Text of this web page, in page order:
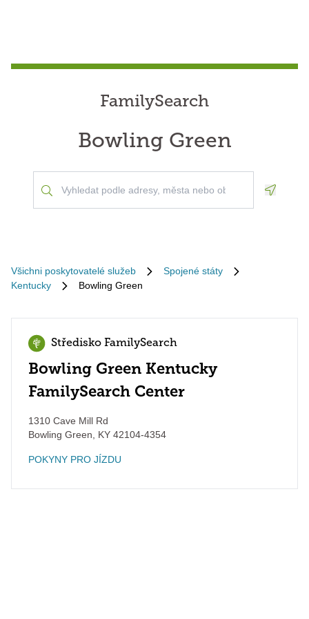
FamilySearch
Bowling Green
Všichni poskytovatelé služeb
Spojené státy
Kentucky
Bowling Green
Středisko FamilySearch
Bowling Green Kentucky
FamilySearch Center
1310 Cave Mill Rd
Bowling Green
KY 42104-4354
POKYNY PRO JÍZDU